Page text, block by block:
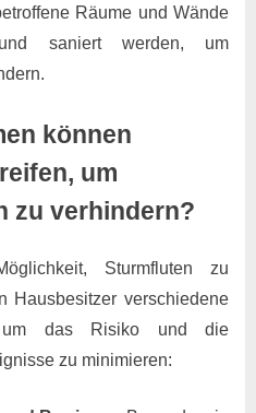
Räume und Wände
saniert werden, um
können
um
zu verhindern?
Sturmfluten zu
Hausbesitzer verschiedene
um das Risiko und die
zu minimieren: